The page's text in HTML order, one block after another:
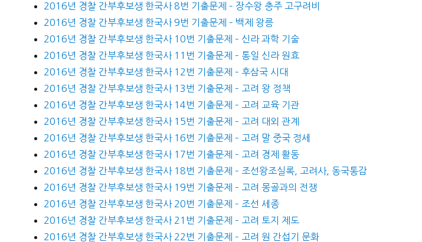
2016년 경찰 간부후보생 한국사 8번 기출문제 – 장수왕 충주 고구려비
2016년 경찰 간부후보생 한국사 9번 기출문제 – 백제 왕릉
2016년 경찰 간부후보생 한국사 10번 기출문제 – 신라 과학 기술
2016년 경찰 간부후보생 한국사 11번 기출문제 – 통일 신라 원효
2016년 경찰 간부후보생 한국사 12번 기출문제 – 후삼국 시대
2016년 경찰 간부후보생 한국사 13번 기출문제 – 고려 왕 정책
2016년 경찰 간부후보생 한국사 14번 기출문제 – 고려 교육 기관
2016년 경찰 간부후보생 한국사 15번 기출문제 – 고려 대외 관계
2016년 경찰 간부후보생 한국사 16번 기출문제 – 고려 말 중국 정세
2016년 경찰 간부후보생 한국사 17번 기출문제 – 고려 경제 활동
2016년 경찰 간부후보생 한국사 18번 기출문제 – 조선왕조실록, 고려사, 동국통감
2016년 경찰 간부후보생 한국사 19번 기출문제 – 고려 몽골과의 전쟁
2016년 경찰 간부후보생 한국사 20번 기출문제 – 조선 세종
2016년 경찰 간부후보생 한국사 21번 기출문제 – 고려 토지 제도
2016년 경찰 간부후보생 한국사 22번 기출문제 – 고려 원 간섭기 문화